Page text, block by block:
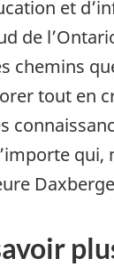
et
de
chemins
tout en
qui,